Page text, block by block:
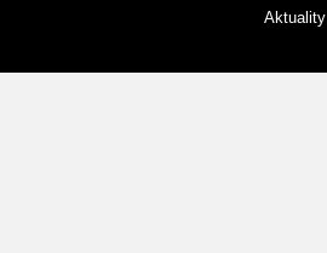
Aktuality